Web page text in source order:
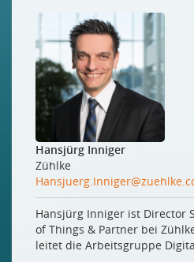
Hansjürg Inniger
Zühlke
Hansjürg Inniger ist Director
of Things & Partner bei
leitet die Arbeitsgruppe